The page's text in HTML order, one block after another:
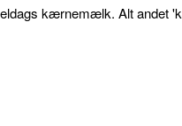
kærnemælk. Alt andet